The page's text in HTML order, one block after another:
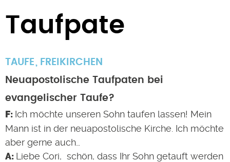
Taufpate
TAUFE
FREIKIRCHEN
Neuapostolische Taufpaten bei
evangelischer Taufe?
Ich möchte unseren Sohn taufen lassen! Mein
Mann ist in der neuapostolische Kirche. Ich möchte
aber gerne auch…
Liebe Cori, schön, dass Ihr Sohn getauft werden